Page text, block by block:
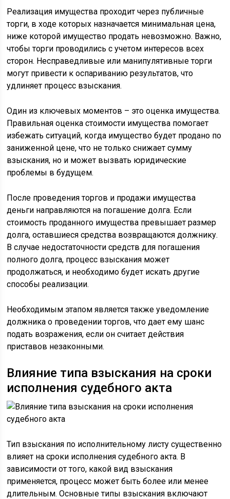
Реализация имущества проходит через публичные
торги, в ходе которых назначается минимальная цена,
ниже которой имущество продать невозможно. Важно,
чтобы торги проводились с учетом интересов всех
сторон. Несправедливые или манипулятивные торги
могут привести к оспариванию результатов, что
удлиняет процесс взыскания.
Один из ключевых моментов – это оценка имущества.
Правильная оценка стоимости имущества помогает
избежать ситуаций, когда имущество будет продано по
заниженной цене, что не только снижает сумму
взыскания, но и может вызвать юридические
проблемы в будущем.
После проведения торгов и продажи имущества
деньги направляются на погашение долга. Если
стоимость проданного имущества превышает размер
долга, оставшиеся средства возвращаются должнику.
В случае недостаточности средств для погашения
полного долга, процесс взыскания может
продолжаться, и необходимо будет искать другие
способы реализации.
Необходимым этапом является также уведомление
должника о проведении торгов, что дает ему шанс
подать возражения, если он считает действия
приставов незаконными.
Влияние типа взыскания на сроки
исполнения судебного акта
Тип взыскания по исполнительному листу существенно
влияет на сроки исполнения судебного акта. В
зависимости от того, какой вид взыскания
применяется, процесс может быть более или менее
длительным. Основные типы взыскания включают